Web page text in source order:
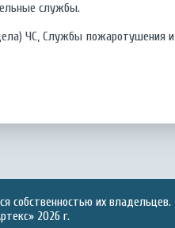
службы.
ЧС, Службы пожаротушения и
собственностью их владельцев.
2026 г.